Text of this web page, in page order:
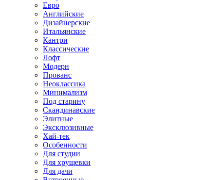
Евро
Английские
Дизайнерские
Итальянские
Кантри
Классические
Лофт
Модерн
Прованс
Неоклассика
Минимализм
Под старину
Скандинавские
Элитные
Эксклюзивные
Хай-тек
Особенности
Для студии
Для хрущевки
Для дачи